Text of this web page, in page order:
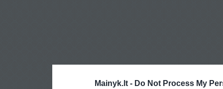
Mainyk.lt - Do Not Process My